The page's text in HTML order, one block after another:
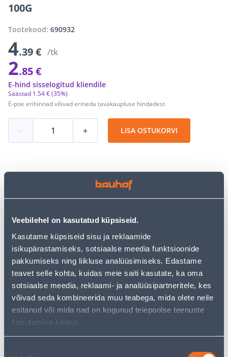
Veebilehel on kasutatud küpsiseid.
Kasutame küpsiseid sisu ja reklaamide
isikupärastamiseks, sotsiaalse meedia funktsioonide
pakkumiseks ning liikluse analüüsimiseks. Edastame
teavet selle kohta, kuidas meie saiti kasutate, ka oma
sotsiaalse meedia, reklaami- ja analüüsipartneritele, kes
võivad seda kombineerida muu teabega, mida olete neile
esitanud või mida nad on kogunud teiepoolse teenuste
kasutamise käigus.
100G
Tootekood: 690932
4.39 € /tk
2.85 €
E-poe erihinnad võivad erineda tavakaupluse hindadest
Säästad 1.54 €(35%)
E-hind sisselogitud kliendile
− + LISA OSTUKORVI
• Katab taime kõrged toitainetevajadused.
• Mikroelementide nagu boori, tsingi ja teiste õige
vahekord tagab taimede täiusliku kvaliteedi.
• 14-päevane tagastusõigus.
Eeldatav kojuvedu 3,69 € al. 2-5 tööpäeva
Tarne pakiautomaati al. 2,29 € al. 2-5 tööpäeva
Poest kätte, alates 06.08.2026